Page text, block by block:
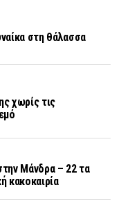
στη θάλασσα
χωρίς τις
Μάνδρα – 22 τα
κακοκαιρία